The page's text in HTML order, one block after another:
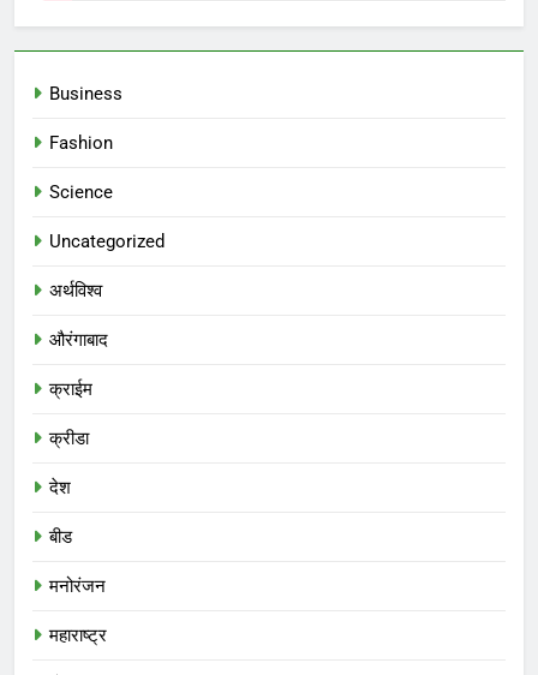
Business
Fashion
Science
Uncategorized
अर्थविश्व
औरंगाबाद
क्राईम
क्रीडा
देश
बीड
मनोरंजन
महाराष्ट्र